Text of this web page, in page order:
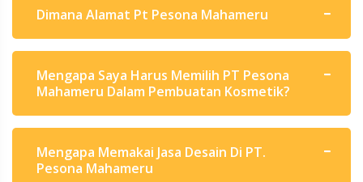
Dimana Alamat Pt Pesona Mahameru
Mengapa Saya Harus Memilih PT Pesona
Mahameru Dalam Pembuatan Kosmetik?
Mengapa Memakai Jasa Desain Di PT.
Pesona Mahameru